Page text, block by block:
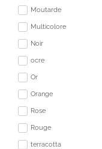
Moutarde
Multicolore
Noir
ocre
Or
Orange
Rose
Rouge
terracotta